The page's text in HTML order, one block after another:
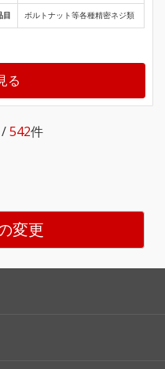
目 ボルトナット等各種精密ネジ類
る
542件
変更